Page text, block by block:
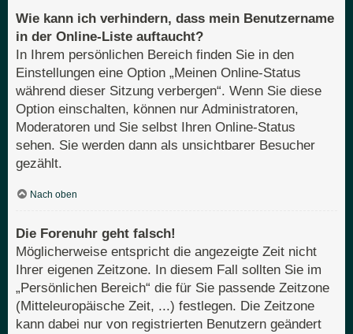
Wie kann ich verhindern, dass mein Benutzername
in der Online-Liste auftaucht?
In Ihrem persönlichen Bereich finden Sie in den
Einstellungen eine Option „Meinen Online-Status
während dieser Sitzung verbergen“. Wenn Sie diese
Option einschalten, können nur Administratoren,
Moderatoren und Sie selbst Ihren Online-Status
sehen. Sie werden dann als unsichtbarer Besucher
gezählt.
Nach oben
Die Forenuhr geht falsch!
Möglicherweise entspricht die angezeigte Zeit nicht
Ihrer eigenen Zeitzone. In diesem Fall sollten Sie im
„Persönlichen Bereich“ die für Sie passende Zeitzone
(Mitteleuropäische Zeit, ...) festlegen. Die Zeitzone
kann dabei nur von registrierten Benutzern geändert